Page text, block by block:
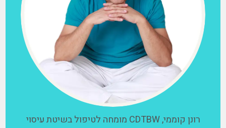
רונן קוממי, CDTBW מומחה לטיפול בשיטת עיסוי